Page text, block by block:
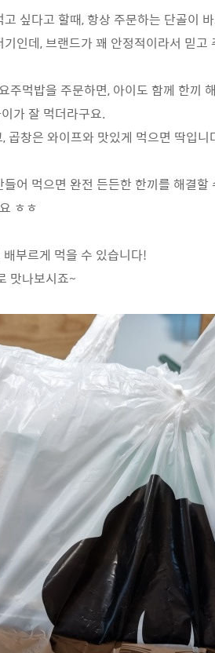
싶다고 할때, 항상 주문하는 단골이
인데, 브랜드가 꽤 안정적이라서 믿고
주먹밥을 주문하면, 아이도 함께 한끼
가 잘 먹더라구요.
곱창은 와이프와 맛있게 먹으면 딱입니
어 먹으면 완전 든든한 한끼를 해결할
ㅎㅎ
부르게 먹을 수 있습니다!
맛나보시죠~